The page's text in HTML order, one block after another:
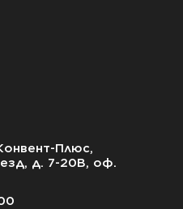
Плюс,
д. 7-20В, оф.